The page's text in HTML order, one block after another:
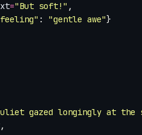
="But soft!" ,
: "gentle awe"}
gazed longingly at the
,